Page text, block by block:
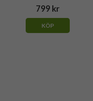
799 kr
KÖP